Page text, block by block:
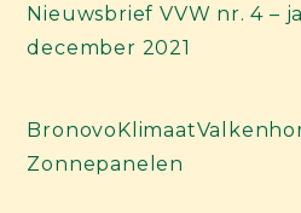
Nieuwsbrief VVW nr. 4 –
december 2021
BronovoKlimaat
Zonnepanelen